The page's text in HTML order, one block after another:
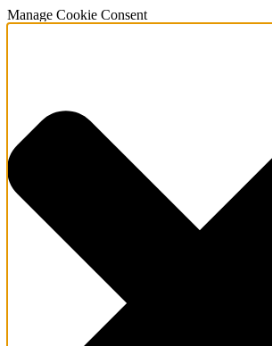
Manage Cookie Consent